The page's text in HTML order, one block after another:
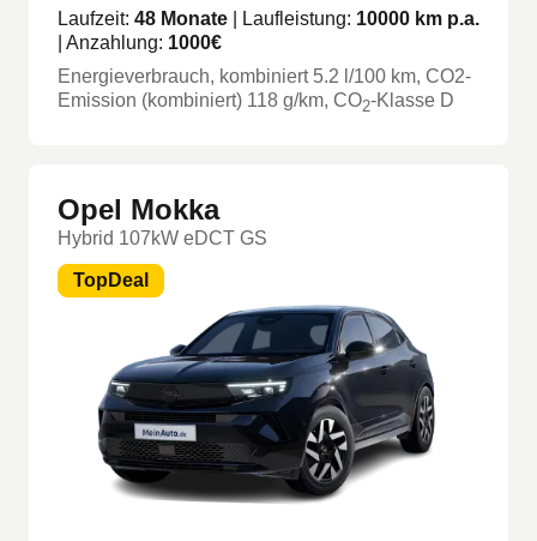
Laufzeit: 48 Monate | Laufleistung: 10000 km p.a.
| Anzahlung: 1000€
Energieverbrauch, kombiniert 5.2 l/100 km, CO2-
Emission (kombiniert) 118 g/km, CO2-Klasse D
Opel Mokka
Hybrid 107kW eDCT GS
TopDeal